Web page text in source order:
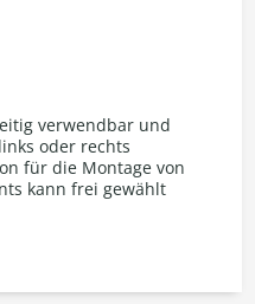
verwendbar und
oder rechts
für die Montage von
kann frei gewählt